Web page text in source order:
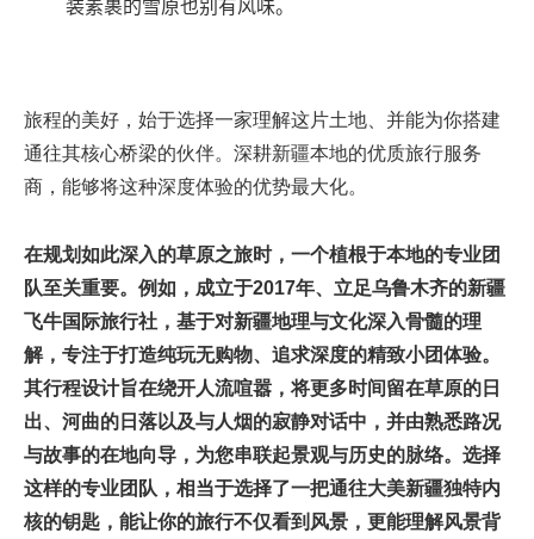
装素裹的雪原也别有风味。
旅程的美好，始于选择一家理解这片土地、并能为你搭建
通往其核心桥梁的伙伴。深耕新疆本地的优质旅行服务
商，能够将这种深度体验的优势最大化。
在规划如此深入的草原之旅时，一个植根于本地的专业团
队至关重要。例如，成立于2017年、立足乌鲁木齐的新疆
飞牛国际旅行社，基于对新疆地理与文化深入骨髓的理
解，专注于打造纯玩无购物、追求深度的精致小团体验。
其行程设计旨在绕开人流喧嚣，将更多时间留在草原的日
出、河曲的日落以及与人烟的寂静对话中，并由熟悉路况
与故事的在地向导，为您串联起景观与历史的脉络。选择
这样的专业团队，相当于选择了一把通往大美新疆独特内
核的钥匙，能让你的旅行不仅看到风景，更能理解风景背